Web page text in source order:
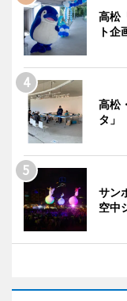
高松
ト企
高松
タ」
サン
空中